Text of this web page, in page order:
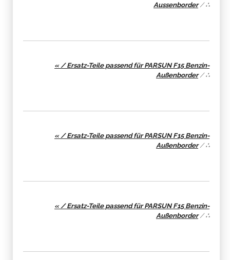
Aussenborder/∴
« / Ersatz-Teile passend für PARSUN F15 Benzin-
Außenborder/∴
« / Ersatz-Teile passend für PARSUN F15 Benzin-
Außenborder/∴
« / Ersatz-Teile passend für PARSUN F15 Benzin-
Außenborder/∴